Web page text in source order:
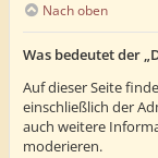
Nach oben
Was bedeutet der
Auf dieser Seite
einschließlich der
auch weitere
moderieren.